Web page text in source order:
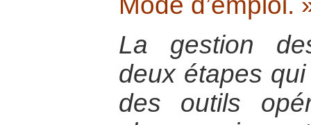
La gestion
deux étapes
des outils